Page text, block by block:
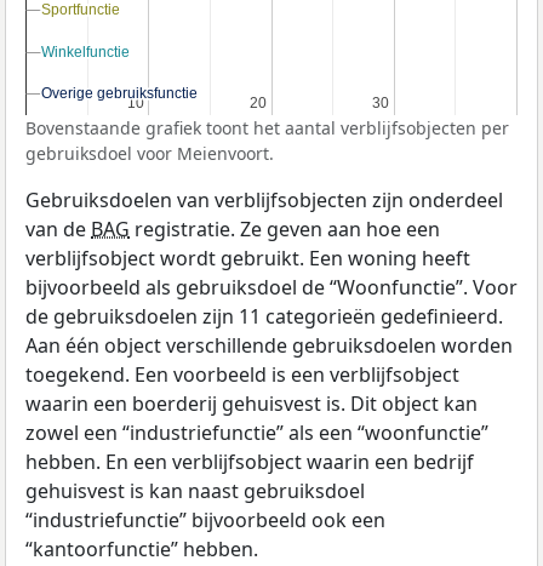
10
10 20
20 30
30
Sportfunctie
Sportfunctie
Winkelfunctie
Winkelfunctie
Overige gebruiksfunctie
Overige gebruiksfunctie
Bovenstaande grafiek toont het aantal verblijfsobjecten per
gebruiksdoel voor Meienvoort.
Gebruiksdoelen van verblijfsobjecten zijn onderdeel
van deBAG registratie. Ze geven aan hoe een
verblijfsobject wordt gebruikt. Een woning heeft
bijvoorbeeld als gebruiksdoel de “Woonfunctie”. Voor
de gebruiksdoelen zijn 11 categorieën gedefinieerd.
Aan één object verschillende gebruiksdoelen worden
toegekend. Een voorbeeld is een verblijfsobject
waarin een boerderij gehuisvest is. Dit object kan
zowel een “industriefunctie” als een “woonfunctie”
hebben. En een verblijfsobject waarin een bedrijf
gehuisvest is kan naast gebruiksdoel
“industriefunctie” bijvoorbeeld ook een
“kantoorfunctie” hebben.